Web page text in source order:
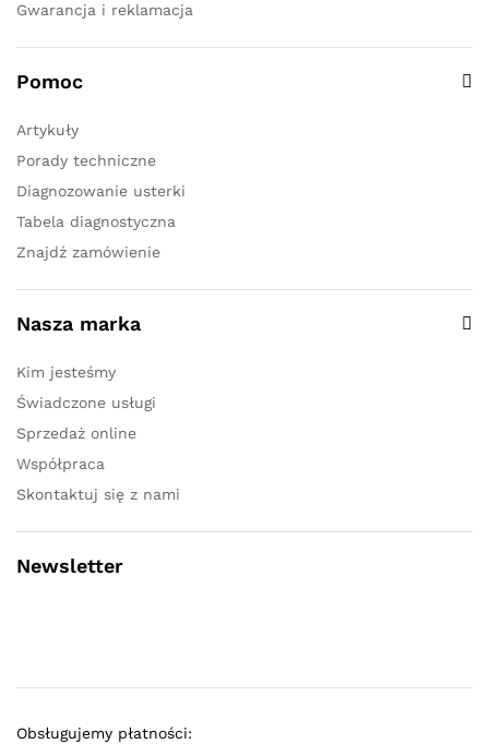
Gwarancja i reklamacja
Pomoc
Artykuły
Porady techniczne
Diagnozowanie usterki
Tabela diagnostyczna
Znajdź zamówienie
Nasza marka
Kim jesteśmy
Świadczone usługi
Sprzedaż online
Współpraca
Skontaktuj się z nami
Newsletter
Obsługujemy płatności: